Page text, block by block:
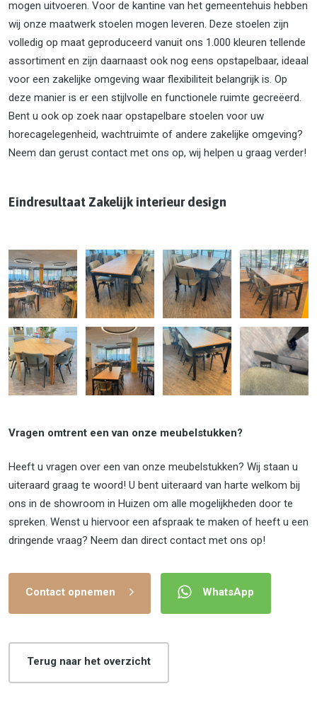
mogen uitvoeren. Voor de kantine van het gemeentehuis hebben
wij onze maatwerk stoelen mogen leveren. Deze stoelen zijn
volledig op maat geproduceerd vanuit ons 1.000 kleuren tellende
assortiment en zijn daarnaast ook nog eens opstapelbaar, ideaal
voor een zakelijke omgeving waar flexibiliteit belangrijk is. Op
deze manier is er een stijlvolle en functionele ruimte gecreëerd.
Bent u ook op zoek naar opstapelbare stoelen voor uw
horecagelegenheid, wachtruimte of andere zakelijke omgeving?
Neem dan gerust contact met ons op, wij helpen u graag verder!
Eindresultaat Zakelijk interieur design
Vragen omtrent een van onze meubelstukken?
Heeft u vragen over een van onze meubelstukken? Wij staan u
uiteraard graag te woord! U bent uiteraard van harte welkom bij
ons in de showroom in Huizen om alle mogelijkheden door te
spreken. Wenst u hiervoor een afspraak te maken of heeft u een
dringende vraag? Neem dan direct contact met ons op!
Contact opnemen WhatsApp
Terug naar het overzicht